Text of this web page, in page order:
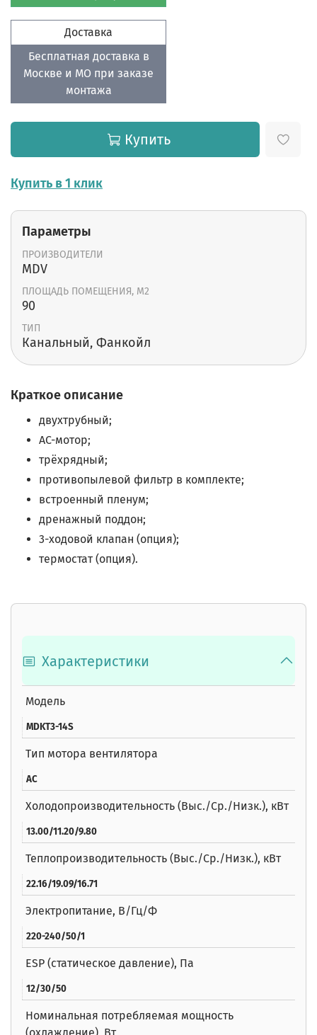
Доставка
Бесплатная доставка в
Москве и МО при заказе
монтажа
Купить
Купить в 1 клик
Параметры
ПРОИЗВОДИТЕЛИ
MDV
ПЛОЩАДЬ ПОМЕЩЕНИЯ, М2
90
ТИП
Канальный, Фанкойл
Краткое описание
двухтрубный;
AC-мотор;
трёхрядный;
противопылевой фильтр в комплекте;
встроенный пленум;
дренажный поддон;
3-ходовой клапан (опция);
термостат (опция).
Характеристики
Модель
MDKT3-14S
Тип мотора вентилятора
AC
Холодопроизводительность (Выс./Ср./Низк.), кВт
13.00/11.20/9.80
Теплопроизводительность (Выс./Ср./Низк.), кВт
22.16/19.09/16.71
Электропитание, В/Гц/Ф
220-240/50/1
ESP (статическое давление), Па
12/30/50
Номинальная потребляемая мощность
(охлаждение), Вт